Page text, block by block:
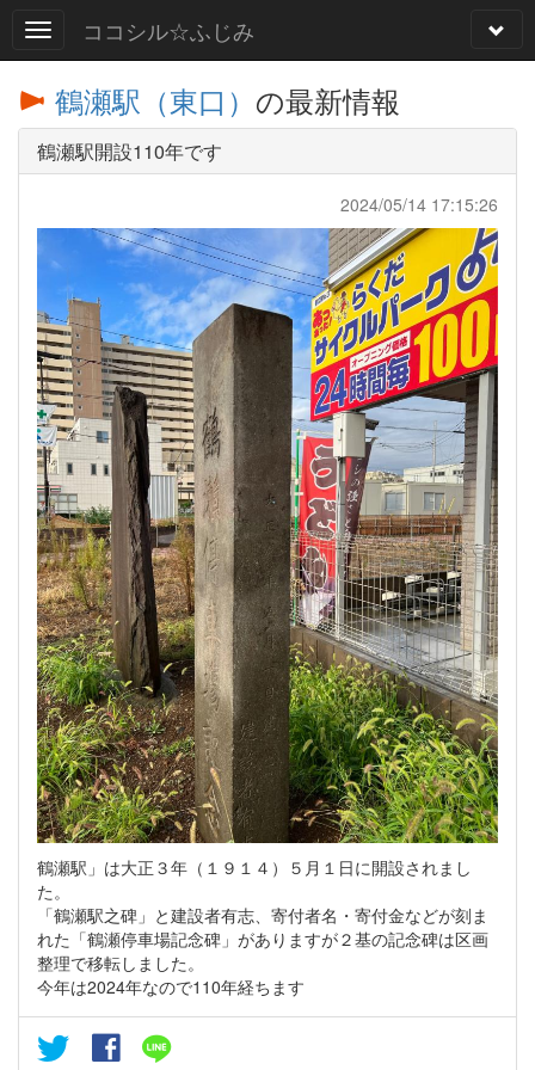
ココシル☆ふじみ
鶴瀬駅（東口） の最新情報
鶴瀬駅開設110年です
2024/05/14 17:15:26
鶴瀬駅」は大正３年（１９１４）５月１日に開設されまし
た。
「鶴瀬駅之碑」と建設者有志、寄付者名・寄付金などが刻ま
れた「鶴瀬停車場記念碑」がありますが２基の記念碑は区画
整理で移転しました。
今年は2024年なので110年経ちます